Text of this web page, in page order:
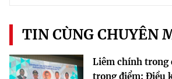
TIN CÙNG CHUYÊN
Liêm chính trong
trọng điểm: Điều